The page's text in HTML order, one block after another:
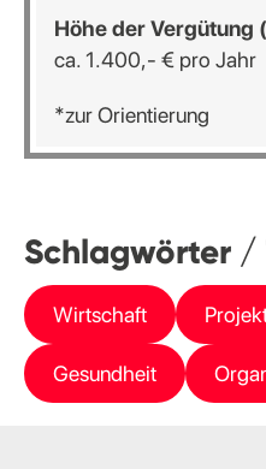
HöhederVergütung
ca. 1.400,- € pro Jahr
*zur Orientierung
Schlagwörter /
Wirtschaft
Gesundheit